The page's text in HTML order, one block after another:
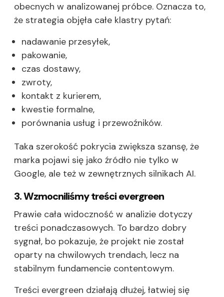
obecnych w analizowanej próbce. Oznacza to,
że strategia objęła całe klastry pytań:
nadawanie przesyłek,
pakowanie,
czas dostawy,
zwroty,
kontakt z kurierem,
kwestie formalne,
porównania usług i przewoźników.
Taka szerokość pokrycia zwiększa szansę, że
marka pojawi się jako źródło nie tylko w
Google, ale też w zewnętrznych silnikach AI.
3. Wzmocniliśmy treści evergreen
Prawie cała widoczność w analizie dotyczy
treści ponadczasowych. To bardzo dobry
sygnał, bo pokazuje, że projekt nie został
oparty na chwilowych trendach, lecz na
stabilnym fundamencie contentowym.
Treści evergreen działają dłużej, łatwiej się